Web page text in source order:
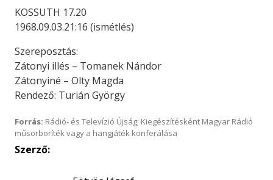
KOSSUTH 17.20
1968.09.03.21:16 (ismétlés)
Szereposztás:
Zátonyi illés – Tomanek Nándor
Zátonyiné – Olty Magda
Rendező: Turián György
Forrás: Rádió- és Televízió Újság; Kiegészítésként Magyar Rádió
műsorboríték vagy a hangjáték konferálása
Szerző: